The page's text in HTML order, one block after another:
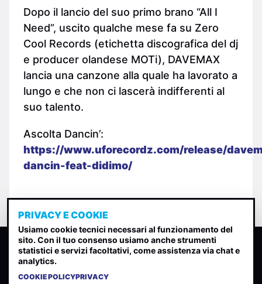
Dopo il lancio del suo primo brano “All I
Need”, uscito qualche mese fa su Zero
Cool Records (etichetta discografica del dj
e producer olandese MOTi), DAVEMAX
lancia una canzone alla quale ha lavorato a
lungo e che non ci lascerà indifferenti al
suo talento.
Ascolta Dancin’:
https://www.uforecordz.com/release/
dancin-feat-didimo/
CLASSIFICA INDIE
Classifica per indice di gradimento generata dall analisi di
PRIVACY E COOKIE
Usiamo cookie tecnici necessari al funzionamento del
sito. Con il tuo consenso usiamo anche strumenti
statistici e servizi facoltativi, come assistenza via chat e
analytics.
COOKIE POLICYPRIVACY